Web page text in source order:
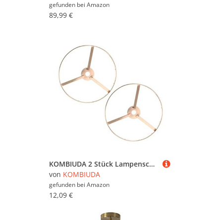
gefunden bei Amazon
89,99 €
KOMBIUDA 2 Stück Lampenschirmring aus Runder Lampenschirmhalter DIY Lampenschirmrahmen für Tischlampe Stehlampe und Deckenleuchte Einfache Montage Formstabil Vielseitig Einsetzbar
von KOMBIUDA
gefunden bei Amazon
12,09 €